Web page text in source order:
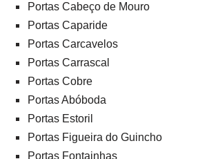
Portas Cabeço de Mouro
Portas Caparide
Portas Carcavelos
Portas Carrascal
Portas Cobre
Portas Abóboda
Portas Estoril
Portas Figueira do Guincho
Portas Fontainhas